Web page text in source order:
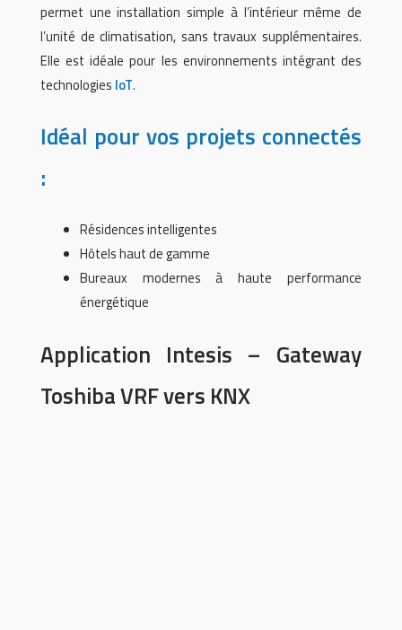
permet une installation simple à l’intérieur même de
l’unité de climatisation, sans travaux supplémentaires.
Elle est idéale pour les environnements intégrant des
technologies IoT.
Idéal pour vos projets connectés
:
Résidences intelligentes
Hôtels haut de gamme
Bureaux modernes à haute performance
énergétique
Application Intesis – Gateway
Toshiba VRF vers KNX